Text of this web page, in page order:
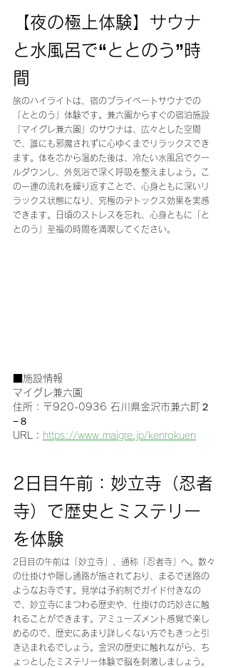
【夜の極上体験】サウナ
と水風呂で“ととのう”時
間
旅のハイライトは、宿のプライベートサウナでの
「ととのう」体験です。兼六園からすぐの宿泊施設
「マイグレ兼六園」のサウナは、広々とした空間
で、誰にも邪魔されずに心ゆくまでリラックスでき
ます。体を芯から温めた後は、冷たい水風呂でクー
ルダウンし、外気浴で深く呼吸を整えましょう。こ
の一連の流れを繰り返すことで、心身ともに深いリ
ラックス状態になり、究極のデトックス効果を実感
できます。日頃のストレスを忘れ、心身ともに「と
とのう」至福の時間を満喫してください。
■施設情報
マイグレ兼六園
住所：〒920-0936 石川県金沢市兼六町２
−８
URL： https://www.maigre.jp/kenrokuen
2日目午前：妙立寺（忍者
寺）で歴史とミステリー
を体験
2日目の午前は「妙立寺」、通称「忍者寺」へ。数々
の仕掛けや隠し通路が施されており、まるで迷路の
ようなお寺です。見学は予約制でガイド付きなの
で、妙立寺にまつわる歴史や、仕掛けの巧妙さに触
れることができます。アミューズメント感覚で楽し
めるので、歴史にあまり詳しくない方でもきっと引
き込まれるでしょう。金沢の歴史に触れながら、ち
ょっとしたミステリー体験で脳を刺激しましょう。